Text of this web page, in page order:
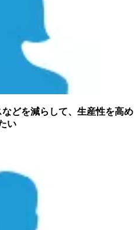
どを減らして、生産性を高め
い